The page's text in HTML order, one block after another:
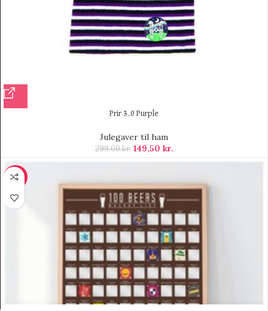
Prir 3.0 Purple
Julegaver til ham
299,00kr. 149,50 kr.
-11%